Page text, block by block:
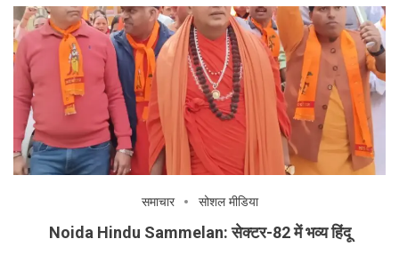
समाचार सोशल मीडिया
Noida Hindu Sammelan: सेक्टर-82 में भव्य हिंदू